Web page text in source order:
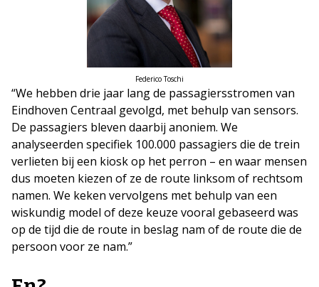
Federico Toschi
“We hebben drie jaar lang de passagiersstromen van
Eindhoven Centraal gevolgd, met behulp van sensors.
De passagiers bleven daarbij anoniem. We
analyseerden specifiek 100.000 passagiers die de trein
verlieten bij een kiosk op het perron – en waar mensen
dus moeten kiezen of ze de route linksom of rechtsom
namen. We keken vervolgens met behulp van een
wiskundig model of deze keuze vooral gebaseerd was
op de tijd die de route in beslag nam of de route die de
persoon voor ze nam.”